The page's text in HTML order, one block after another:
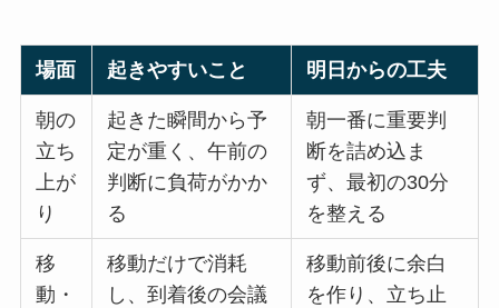
場面 起きやすいこと 明日からの工夫
朝の
立ち
上が
り
起きた瞬間から予
定が重く、午前の
判断に負荷がかか
る
朝一番に重要判
断を詰め込ま
ず、最初の30分
を整える
移
動・
移動だけで消耗
し、到着後の会議
移動前後に余白
を作り、立ち止